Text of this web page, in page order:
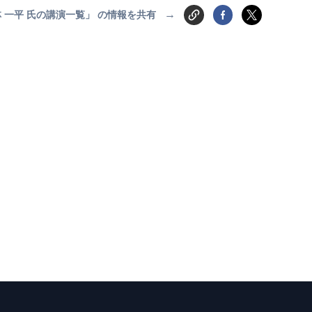
一平 氏の講演一覧」 の情報を共有 →